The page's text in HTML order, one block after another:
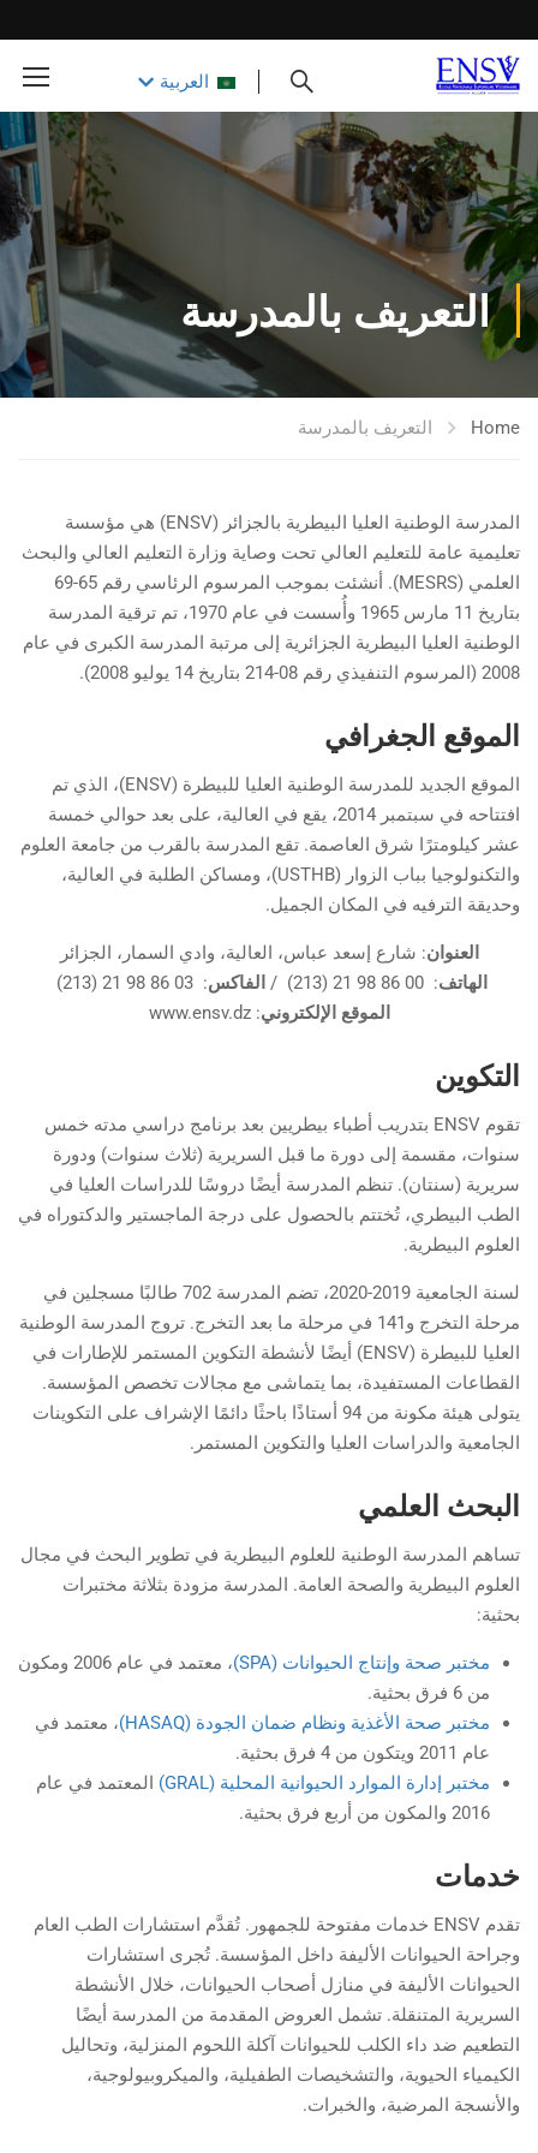
العربية
التعريف بالمدرسة
Home التعريف بالمدرسة
المدرسة الوطنية العليا البيطرية بالجزائر (ENSV) هي مؤسسة
تعليمية عامة للتعليم العالي تحت وصاية وزارة التعليم العالي والبحث
العلمي (MESRS). أنشئت بموجب المرسوم الرئاسي رقم 65-69
بتاريخ 11 مارس 1965 وأُسست في عام 1970، تم ترقية المدرسة
الوطنية العليا البيطرية الجزائرية إلى مرتبة المدرسة الكبرى في عام
2008 (المرسوم التنفيذي رقم 08-214 بتاريخ 14 يوليو 2008).
الموقع الجغرافي
الموقع الجديد للمدرسة الوطنية العليا للبيطرة (ENSV)، الذي تم
افتتاحه في سبتمبر 2014، يقع في العالية، على بعد حوالي خمسة
عشر كيلومترًا شرق العاصمة. تقع المدرسة بالقرب من جامعة العلوم
والتكنولوجيا بباب الزوار (USTHB)، ومساكن الطلبة في العالية،
وحديقة الترفيه في المكان الجميل.
العنوان: شارع إسعد عباس، العالية، وادي السمار، الجزائر
الهاتف: 00 86 98 21 (213) / الفاكس: 03 86 98 21 (213)
الموقع الإلكتروني: www.ensv.dz
التكوين
تقوم ENSV بتدريب أطباء بيطريين بعد برنامج دراسي مدته خمس
سنوات، مقسمة إلى دورة ما قبل السريرية (ثلاث سنوات) ودورة
سريرية (سنتان). تنظم المدرسة أيضًا دروسًا للدراسات العليا في
الطب البيطري، تُختتم بالحصول على درجة الماجستير والدكتوراه في
العلوم البيطرية.
لسنة الجامعية 2019-2020، تضم المدرسة 702 طالبًا مسجلين في
مرحلة التخرج و141 في مرحلة ما بعد التخرج. تروج المدرسة الوطنية
العليا للبيطرة (ENSV) أيضًا لأنشطة التكوين المستمر للإطارات في
القطاعات المستفيدة، بما يتماشى مع مجالات تخصص المؤسسة.
يتولى هيئة مكونة من 94 أستاذًا باحثًا دائمًا الإشراف على التكوينات
الجامعية والدراسات العليا والتكوين المستمر.
البحث العلمي
تساهم المدرسة الوطنية للعلوم البيطرية في تطوير البحث في مجال
العلوم البيطرية والصحة العامة. المدرسة مزودة بثلاثة مختبرات
بحثية:
مختبر صحة وإنتاج الحيوانات (SPA)
، معتمد في عام 2006 ومكون
من 6 فرق بحثية.
مختبر صحة الأغذية ونظام ضمان الجودة (HASAQ)
، معتمد في
عام 2011 ويتكون من 4 فرق بحثية.
مختبر إدارة الموارد الحيوانية المحلية (GRAL)
المعتمد في عام
2016 والمكون من أربع فرق بحثية.
خدمات
تقدم ENSV خدمات مفتوحة للجمهور. تُقدَّم استشارات الطب العام
وجراحة الحيوانات الأليفة داخل المؤسسة. تُجرى استشارات
الحيوانات الأليفة في منازل أصحاب الحيوانات، خلال الأنشطة
السريرية المتنقلة. تشمل العروض المقدمة من المدرسة أيضًا
التطعيم ضد داء الكلب للحيوانات آكلة اللحوم المنزلية، وتحاليل
الكيمياء الحيوية، والتشخيصات الطفيلية، والميكروبيولوجية،
والأنسجة المرضية، والخبرات.